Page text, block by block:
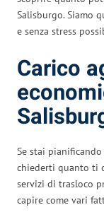
Salisburgo. Siamo
e senza stress
Carico
Se stai
chiederti quanto ti
servizi di trasloco
capire come vari